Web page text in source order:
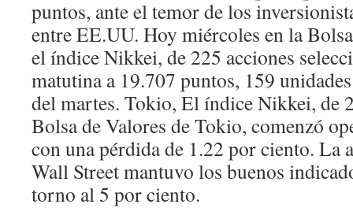
puntos, ante el temor de los
entre EE.UU. Hoy miércoles en la
el índice Nikkei, de 225 acciones
matutina a 19.707 puntos, 159
del martes. Tokio, El índice Nikkei, de
Bolsa de Valores de Tokio, comenzó
con una pérdida de 1.22 por ciento. La
Wall Street mantuvo los buenos
torno al 5 por ciento.